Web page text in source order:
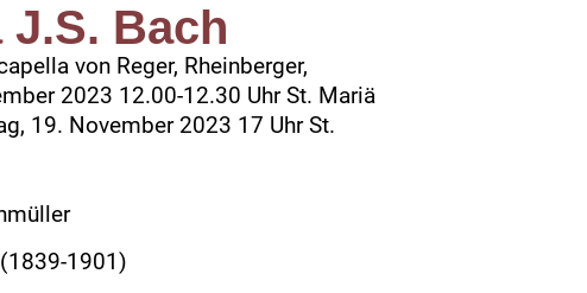
J.S. Bach
von Reger, Rheinberger,
2023 12.00-12.30 Uhr St. Mariä
19. November 2023 17 Uhr St.
1901)